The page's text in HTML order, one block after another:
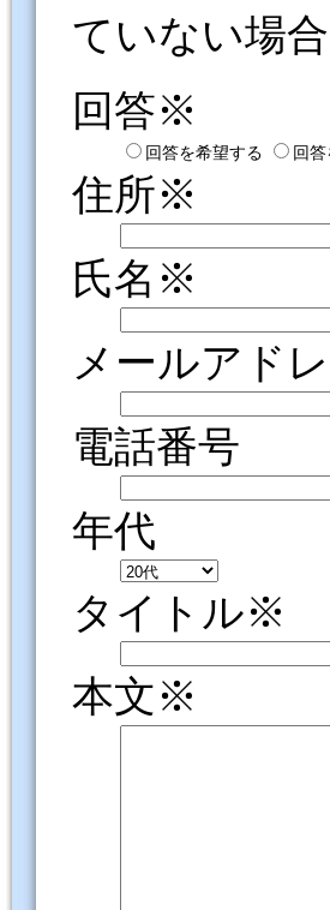
ていない場
回答※
回答を希望する 回
住所※
氏名※
メールアド
電話番号
年代
タイトル※
本文※